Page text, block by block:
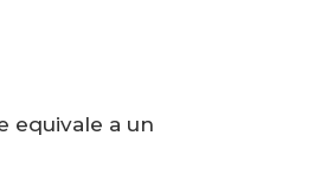
equivale a un